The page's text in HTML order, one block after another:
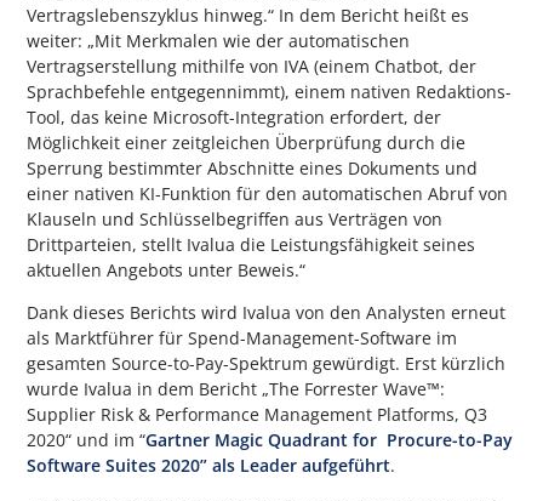
Vertragslebenszyklus hinweg.“ In dem Bericht heißt es
weiter: „Mit Merkmalen wie der automatischen
Vertragserstellung mithilfe von IVA (einem Chatbot, der
Sprachbefehle entgegennimmt), einem nativen Redaktions-
Tool, das keine Microsoft-Integration erfordert, der
Möglichkeit einer zeitgleichen Überprüfung durch die
Sperrung bestimmter Abschnitte eines Dokuments und
einer nativen KI-Funktion für den automatischen Abruf von
Klauseln und Schlüsselbegriffen aus Verträgen von
Drittparteien, stellt Ivalua die Leistungsfähigkeit seines
aktuellen Angebots unter Beweis.“
Dank dieses Berichts wird Ivalua von den Analysten erneut
als Marktführer für Spend-Management-Software im
gesamten Source-to-Pay-Spektrum gewürdigt. Erst kürzlich
wurde Ivalua in dem Bericht „The Forrester Wave™:
Supplier Risk & Performance Management Platforms, Q3
2020“ und im “Gartner Magic Quadrant for Procure-to-Pay
Software Suites 2020” als Leader aufgeführt.